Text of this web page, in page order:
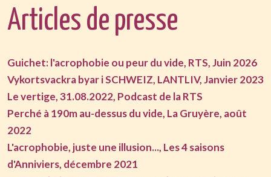
Articles de presse
Guichet: l'acrophobie ou peur du vide, RTS, Juin 2026
Vykortsvackra byar i SCHWEIZ, LANTLIV, Janvier 2023
Le vertige, 31.08.2022, Podcast de la RTS
Perché à 190m au-dessus du vide, La Gruyère, août
2022
L'acrophobie, juste une illusion..., Les 4 saisons
d'Anniviers, décembre 2021